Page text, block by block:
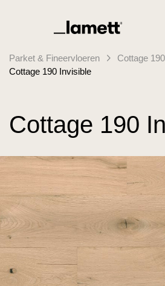
Terug naar home
Parket & Fineervloeren
Cottage 190
Cottage 190 Invisible
Cottage 190